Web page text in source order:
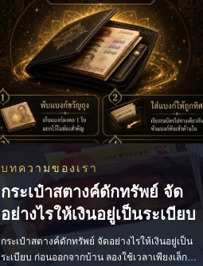
บทความของเรา
กระเป๋าสตางค์ดักทรัพย์ จัด
อย่างไรให้เงินอยู่เป็นระเบียบ
กระเป๋าสตางค์ดักทรัพย์ จัดอย่างไรให้เงินอยู่เป็น
ระเบียบ ก่อนออกจากบ้าน ลองใช้เวลาเพียงเล็ก